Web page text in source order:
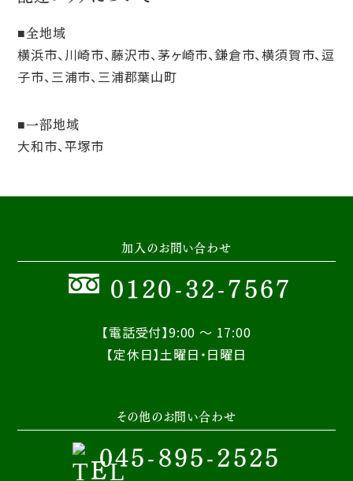
全地域
横浜市、川崎市、藤沢市、茅ヶ崎市、鎌倉市、横須賀市、逗
子市、三浦市、三浦郡葉山町
一部地域
大和市、平塚市
加入のお問い合わせ
0120-32-7567
【電話受付】9:00 ～ 17:00
【定休日】土曜日・日曜日
その他のお問い合わせ
045-895-2525